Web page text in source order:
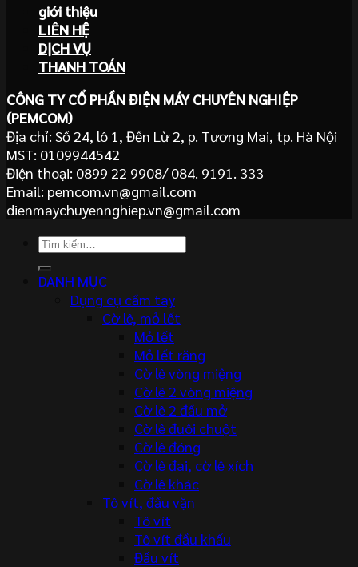
giới thiệu
LIÊN HỆ
DỊCH VỤ
THANH TOÁN
CÔNG TY CỔ PHẦN ĐIỆN MÁY CHUYÊN NGHIỆP
(PEMCOM)
Địa chỉ: Số 24, lô 1, Đền Lừ 2, p. Tương Mai, tp. Hà Nội
MST: 0109944542
Điện thoại: 0899 22 9908/ 084. 9191. 333
Email: pemcom.vn@gmail.com
dienmaychuyennghiep.vn@gmail.com
Tìm
DANH MỤC
Dụng cụ cầm tay
Cờ lê, mỏ lết
Mỏ lết
Mỏ lết răng
Cờ lê vòng miệng
Cờ lê 2 vòng miệng
Cờ lê 2 đầu mở
Cờ lê đuôi chuột
Cờ lê đóng
Cờ lê đai, cờ lê xích
Cờ lê khác
Tô vít, đầu vặn
Tô vít
Tô vít đầu khẩu
Đầu vít